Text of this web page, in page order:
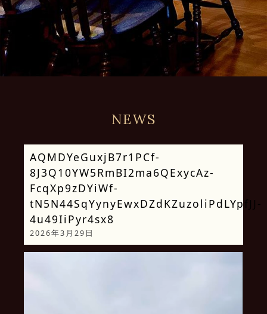
NEWS
AQMDYeGuxjB7r1PCf-
8J3Q10YW5RmBI2ma6QExycAz-
FcqXp9zDYiWf-
tN5N44SqYynyEwxDZdKZuzoliPdLYpfJJ-
4u49IiPyr4sx8
2026年3月29日